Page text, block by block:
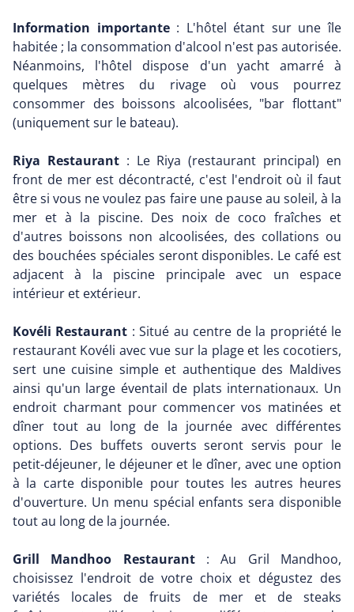
Information importante: L'hôtel étant sur une île
habitée ; la consommation d'alcool n'est pas autorisée.
Néanmoins, l'hôtel dispose d'un yacht amarré à
quelques mètres du rivage où vous pourrez
consommer des boissons alcoolisées, "bar flottant"
(uniquement sur le bateau).
Riya Restaurant: Le Riya (restaurant principal) en
front de mer est décontracté, c'est l'endroit où il faut
être si vous ne voulez pas faire une pause au soleil, à la
mer et à la piscine. Des noix de coco fraîches et
d'autres boissons non alcoolisées, des collations ou
des bouchées spéciales seront disponibles. Le café est
adjacent à la piscine principale avec un espace
intérieur et extérieur.
Kovéli Restaurant : Situé au centre de la propriété le
restaurant Kovéli avec vue sur la plage et les cocotiers,
sert une cuisine simple et authentique des Maldives
ainsi qu'un large éventail de plats internationaux. Un
endroit charmant pour commencer vos matinées et
dîner tout au long de la journée avec différentes
options. Des buffets ouverts seront servis pour le
petit-déjeuner, le déjeuner et le dîner, avec une option
à la carte disponible pour toutes les autres heures
d'ouverture. Un menu spécial enfants sera disponible
tout au long de la journée.
Grill Mandhoo Restaurant: Au Gril Mandhoo,
choisissez l'endroit de votre choix et dégustez des
variétés locales de fruits de mer et de steaks